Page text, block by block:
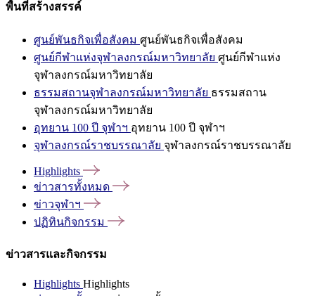
พื้นที่สร้างสรรค์
ศูนย์พันธกิจเพื่อสังคม ศูนย์พันธกิจเพื่อสังคม
ศูนย์กีฬาแห่งจุฬาลงกรณ์มหาวิทยาลัย ศูนย์กีฬาแห่ง
จุฬาลงกรณ์มหาวิทยาลัย
ธรรมสถานจุฬาลงกรณ์มหาวิทยาลัย ธรรมสถาน
จุฬาลงกรณ์มหาวิทยาลัย
อุทยาน 100 ปี จุฬาฯ อุทยาน 100 ปี จุฬาฯ
จุฬาลงกรณ์ราชบรรณาลัย จุฬาลงกรณ์ราชบรรณาลัย
Highlights
ข่าวสารทั้งหมด
ข่าวจุฬาฯ
ปฏิทินกิจกรรม
ข่าวสารและกิจกรรม
Highlights Highlights